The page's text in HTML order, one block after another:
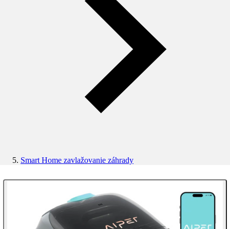
Smart Home zavlažovanie záhrady